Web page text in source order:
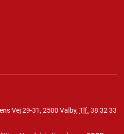
Vej 29-31, 2500 Valby, Tlf. 38 32 33